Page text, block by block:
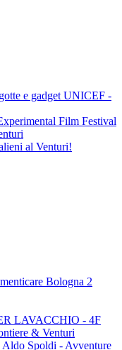
e gadget UNICEF -
Film Festival
al Venturi!
Bologna 2
LAVACCHIO - 4F
& Venturi
Aldo Spoldi - Avventure